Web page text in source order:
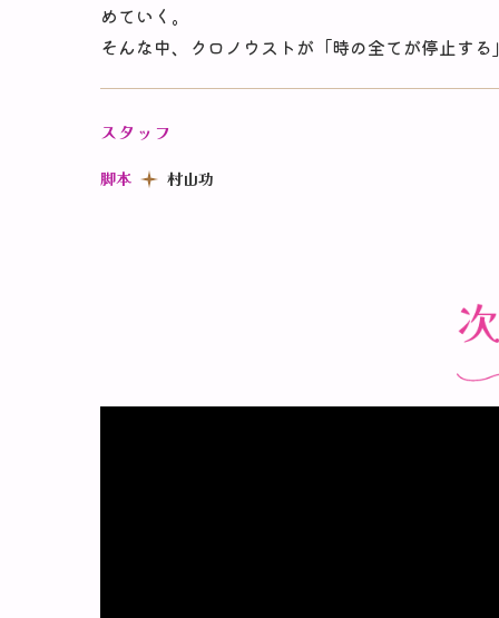
めていく。
そんな中、クロノウストが「時の全てが停止す
スタッフ
脚本 村山功